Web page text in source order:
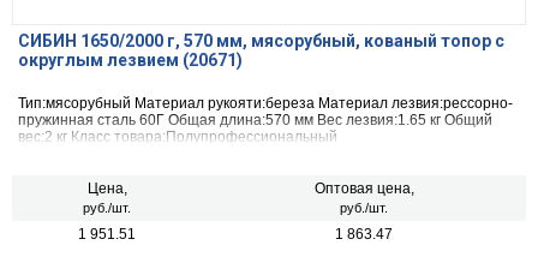
СИБИН 1650/2000 г, 570 мм, мясорубный, кованый топор с
округлым лезвием (20671)
Тип:мясорубный Материал рукояти:береза Материал лезвия:рессорно-
пружинная сталь 60Г Общая длина:570 мм Вес лезвия:1.65 кг Общий
вес:2 кг Класс товара:Полупрофессиональный
Цена,
руб./шт.
Оптовая цена,
руб./шт.
1 951.51 1 863.47